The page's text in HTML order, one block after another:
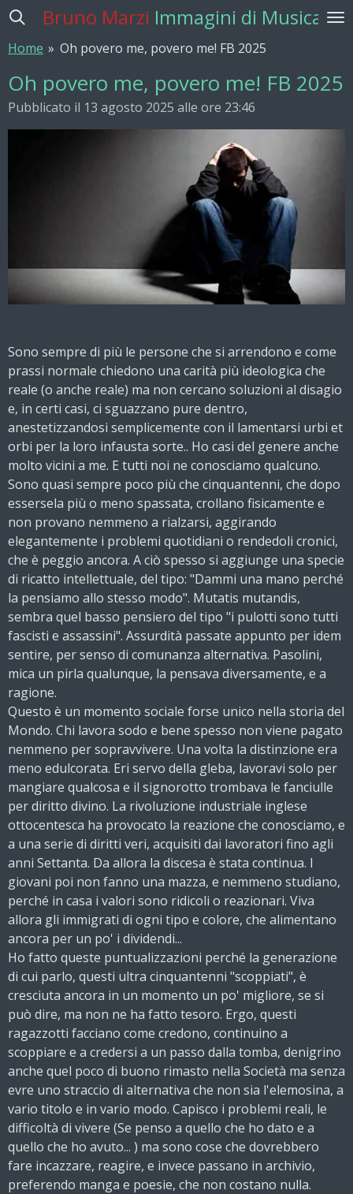
Vai
contenuto
principale
Bruno Marzi Immagini di Musica
Home » Oh povero me, povero me! FB 2025
Oh povero me, povero me! FB 2025
Pubblicato il 13 agosto 2025 alle ore 23:46
Sono sempre di più le persone che si arrendono e come
prassi normale chiedono una carità più ideologica che
reale (o anche reale) ma non cercano soluzioni al disagio
e, in certi casi, ci sguazzano pure dentro,
anestetizzandosi semplicemente con il lamentarsi urbi et
orbi per la loro infausta sorte.. Ho casi del genere anche
molto vicini a me. E tutti noi ne conosciamo qualcuno.
Sono quasi sempre poco più che cinquantenni, che dopo
essersela più o meno spassata, crollano fisicamente e
non provano nemmeno a rialzarsi, aggirando
elegantemente i problemi quotidiani o rendedoli cronici,
che è peggio ancora. A ciò spesso si aggiunge una specie
di ricatto intellettuale, del tipo: "Dammi una mano perché
la pensiamo allo stesso modo". Mutatis mutandis,
sembra quel basso pensiero del tipo "i pulotti sono tutti
fascisti e assassini". Assurdità passate appunto per idem
sentire, per senso di comunanza alternativa. Pasolini,
mica un pirla qualunque, la pensava diversamente, e a
ragione.
Questo è un momento sociale forse unico nella storia del
Mondo. Chi lavora sodo e bene spesso non viene pagato
nemmeno per sopravvivere. Una volta la distinzione era
meno edulcorata. Eri servo della gleba, lavoravi solo per
mangiare qualcosa e il signorotto trombava le fanciulle
per diritto divino. La rivoluzione industriale inglese
ottocentesca ha provocato la reazione che conosciamo, e
a una serie di diritti veri, acquisiti dai lavoratori fino agli
anni Settanta. Da allora la discesa è stata continua. I
giovani poi non fanno una mazza, e nemmeno studiano,
perché in casa i valori sono ridicoli o reazionari. Viva
allora gli immigrati di ogni tipo e colore, che alimentano
ancora per un po' i dividendi...
Ho fatto queste puntualizzazioni perché la generazione
di cui parlo, questi ultra cinquantenni "scoppiati", è
cresciuta ancora in un momento un po' migliore, se si
può dire, ma non ne ha fatto tesoro. Ergo, questi
ragazzotti facciano come credono, continuino a
scoppiare e a credersi a un passo dalla tomba, denigrino
anche quel poco di buono rimasto nella Società ma senza
evre uno straccio di alternativa che non sia l'elemosina, a
vario titolo e in vario modo. Capisco i problemi reali, le
difficoltà di vivere (Se penso a quello che ho dato e a
quello che ho avuto... ) ma sono cose che dovrebbero
fare incazzare, reagire, e invece passano in archivio,
preferendo manga e poesie, che non costano nulla.